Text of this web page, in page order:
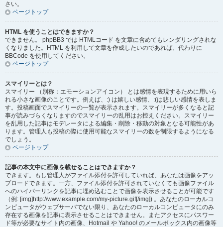
さい。
ページトップ
HTML を使うことはできますか？
できません。 phpBB3 では HTMLコード を文章に含めてもレンダリングされな
くなりました。HTML を利用して文章を作成したいのであれば、代わりに
BBCode を使用してください。
ページトップ
スマイリーとは？
スマイリー （別称：エモーションアイコン） とは感情を表現するために用いら
れる小さな画像のことです。例えば、:) は嬉しい感情、:(は悲しい感情を表しま
す。投稿画面でスマイリーの一覧が表示されます。スマイリーが多くなると記
事が読みづらくなりますのでスマイリーの乱用はお控えください。スマイリー
を乱用した記事はモデレータによる編集・削除・移動の対象となる可能性があ
ります。管理人も投稿の際に使用可能なスマイリーの数を制限するようになる
でしょう。
ページトップ
記事の本文中に画像を載せることはできますか？
できます。もし管理人がファイル添付を許可していれば、あなたは画像をアッ
プロードできます。一方、ファイル添付を許可されていなくても画像ファイル
へのハイパーリンクを記事に埋め込むことで画像を表示させることが可能です
（例: [img]http://www.example.com/my-picture.gif[/img]) 。あなたのローカルコ
ンピュータがウェブサーバでない限り、あなたのローカルコンピュータにのみ
存在する画像を記事に表示させることはできません。またアクセスにパスワー
ド等が必要なサイト内の画像、Hotmail や Yahoo! のメールボックス内の画像等